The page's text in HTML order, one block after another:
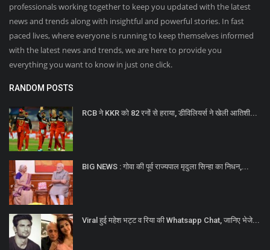
professionals working together to keep you updated with the latest
news and trends along with insightful and powerful stories. In fast
paced lives, where everyone is running to keep themselves informed
with the latest news and trends, we are here to provide you
everything you want to know in just one click.
RANDOM POSTS
RCB ने KKR को 82 रनों से हराया, डीविलियर्स ने खेली आतिशी...
BIG NEWS : गोवा की पूर्व राज्यपाल मृदुला सिन्हा का निधन,...
Viral हुई महेश भट्ट व रिया की Whatsapp Chat, जानिए भेजे...